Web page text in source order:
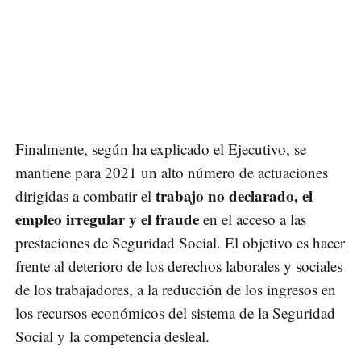
Finalmente, según ha explicado el Ejecutivo, se
mantiene para 2021 un alto número de actuaciones
dirigidas a combatir el trabajo no declarado, el
empleo irregular y el fraude en el acceso a las
prestaciones de Seguridad Social. El objetivo es hacer
frente al deterioro de los derechos laborales y sociales
de los trabajadores, a la reducción de los ingresos en
los recursos económicos del sistema de la Seguridad
Social y la competencia desleal.